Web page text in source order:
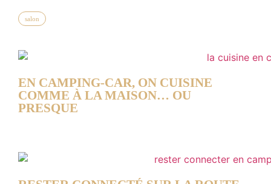
salon
EN CAMPING-CAR, ON CUISINE
COMME À LA MAISON… OU
PRESQUE